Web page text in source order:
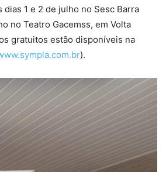
dias 1 e 2 de julho no Sesc Barra
no Teatro Gacemss, em Volta
gratuitos estão disponíveis na
).